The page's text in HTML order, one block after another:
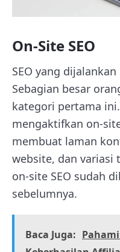
On-Site SEO
SEO yang
Sebagian besar
kategori pertama
mengaktifkan on-
membuat laman
website, dan variasi
on-site SEO sudah
sebelumnya.
Baca Juga: